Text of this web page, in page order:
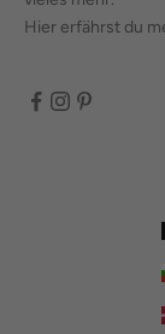
Hier erfährst du